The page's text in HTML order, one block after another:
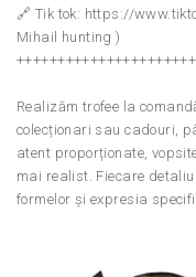
🔗 Tik tok: https://
Mihail hunting )
Realizăm trofee la
colecționari sau cadouri,
atent proporționate,
mai realist. Fiecare
formelor și expresia